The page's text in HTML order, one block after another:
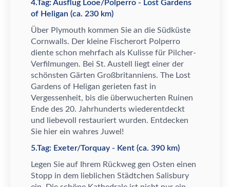
4.Tag: Ausflug Looe/Polperro - Lost Gardens
of Heligan (ca. 230 km)
Über Plymouth kommen Sie an die Südküste
Cornwalls. Der kleine Fischerort Polperro
diente schon mehrfach als Kulisse für Pilcher-
Verfilmungen. Bei St. Austell liegt einer der
schönsten Gärten Großbritanniens. The Lost
Gardens of Heligan gerieten fast in
Vergessenheit, bis die überwucherten Ruinen
Ende des 20. Jahrhunderts wiederentdeckt
und liebevoll restauriert wurden. Entdecken
Sie hier ein wahres Juwel!
5.Tag: Exeter/Torquay - Kent (ca. 390 km)
Legen Sie auf Ihrem Rückweg gen Osten einen
Stopp in dem lieblichen Städtchen Salisbury